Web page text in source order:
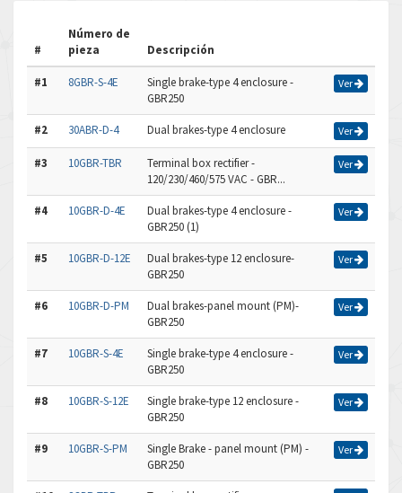
#
Número de
pieza
Descripción
#1 8GBR-S-4E
Single brake-type 4 enclosure -
GBR250
Ver
#2 30ABR-D-4 Dual brakes-type 4 enclosure Ver
#3 10GBR-TBR
Terminal box rectifier -
120/230/460/575 VAC - GBR...
Ver
#4 10GBR-D-4E
Dual brakes-type 4 enclosure -
GBR250 (1)
Ver
#5 10GBR-D-12E
Dual brakes-type 12 enclosure-
GBR250
Ver
#6 10GBR-D-PM
Dual brakes-panel mount (PM)-
GBR250
Ver
#7 10GBR-S-4E
Single brake-type 4 enclosure -
GBR250
Ver
#8 10GBR-S-12E
Single brake-type 12 enclosure -
GBR250
Ver
#9 10GBR-S-PM
Single Brake - panel mount (PM) -
GBR250
Ver